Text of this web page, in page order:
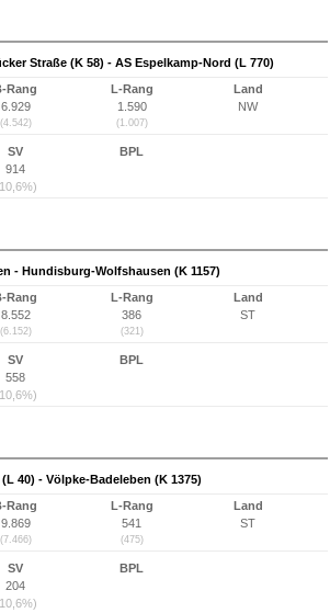
Straße (K 58) - AS Espelkamp-Nord (L 770)
Rang
6.929
(4.542)
L-Rang
1.590
(1.007)
Land
NW
SV
914
BPL
- Hundisburg-Wolfshausen (K 1157)
Rang
8.552
(6.152)
L-Rang
386
(321)
Land
ST
SV
558
BPL
40) - Völpke-Badeleben (K 1375)
Rang
9.869
(7.466)
L-Rang
541
(475)
Land
ST
SV
204
BPL